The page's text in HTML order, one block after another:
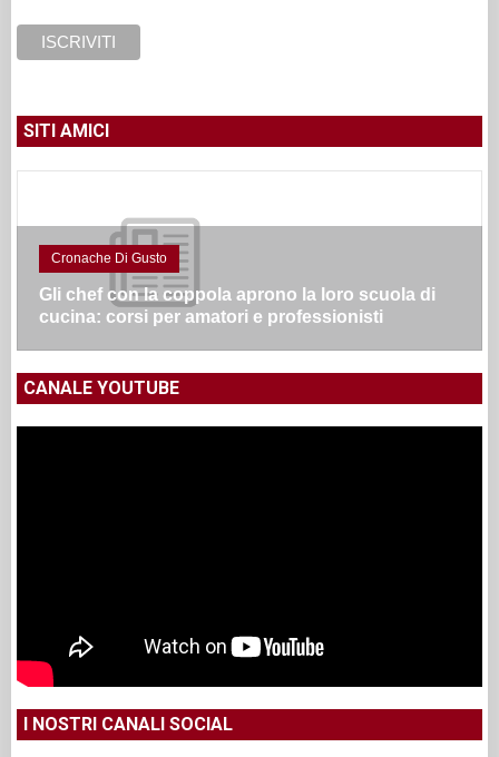
SITI AMICI
Cronache Di Gusto
Gli chef con la coppola aprono la loro scuola di
cucina: corsi per amatori e professionisti
CANALE YOUTUBE
I NOSTRI CANALI SOCIAL